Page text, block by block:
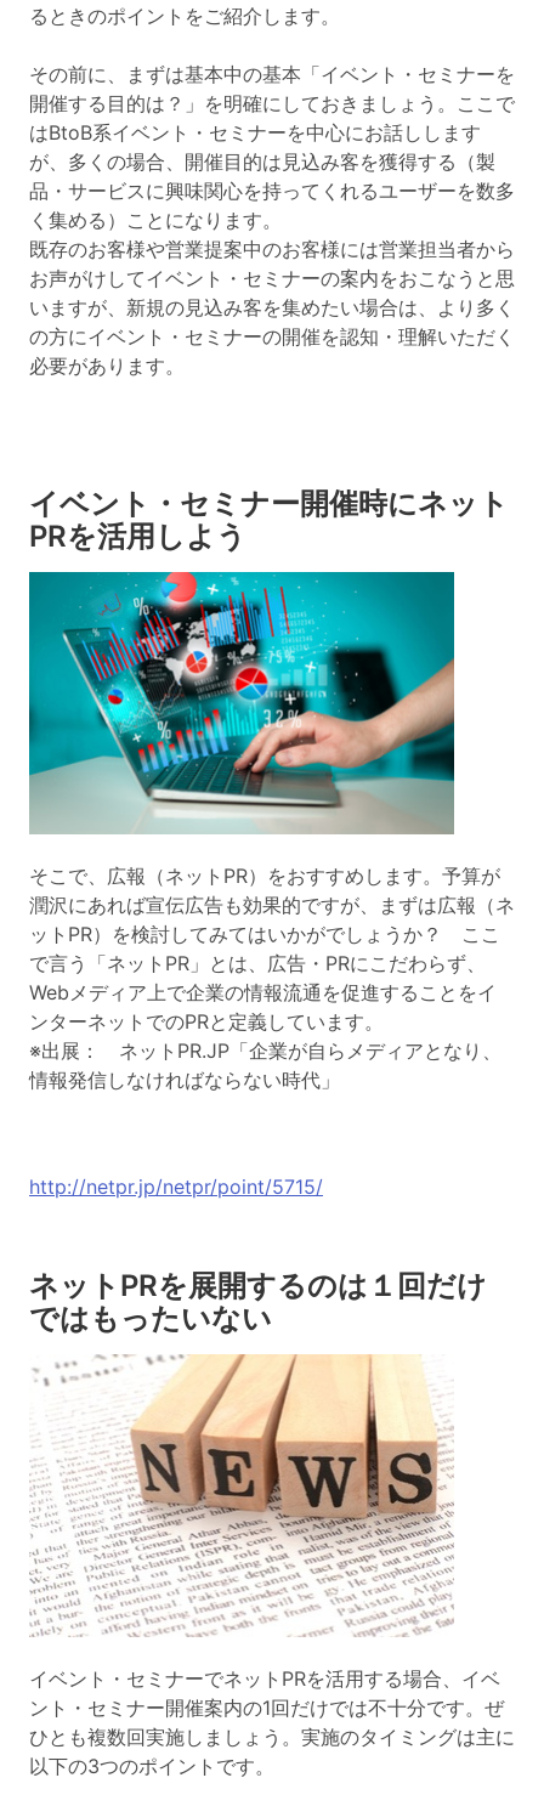
るときのポイントをご紹介します。
その前に、まずは基本中の基本「イベント・セミナーを
開催する目的は？」を明確にしておきましょう。ここで
はBtoB系イベント・セミナーを中心にお話しします
が、多くの場合、開催目的は見込み客を獲得する（製
品・サービスに興味関心を持ってくれるユーザーを数多
く集める）ことになります。
既存のお客様や営業提案中のお客様には営業担当者から
お声がけしてイベント・セミナーの案内をおこなうと思
いますが、新規の見込み客を集めたい場合は、より多く
の方にイベント・セミナーの開催を認知・理解いただく
必要があります。
イベント・セミナー開催時にネット
PRを活用しよう
そこで、広報（ネットPR）をおすすめします。予算が
潤沢にあれば宣伝広告も効果的ですが、まずは広報（ネ
ットPR）を検討してみてはいかがでしょうか？ ここ
で言う「ネットPR」とは、広告・PRにこだわらず、
Webメディア上で企業の情報流通を促進することをイ
ンターネットでのPRと定義しています。
※出展： ネットPR.JP「企業が自らメディアとなり、
情報発信しなければならない時代」
http://netpr.jp/netpr/point/5715/
ネットPRを展開するのは１回だけ
ではもったいない
イベント・セミナーでネットPRを活用する場合、イベ
ント・セミナー開催案内の1回だけでは不十分です。ぜ
ひとも複数回実施しましょう。実施のタイミングは主に
以下の3つのポイントです。